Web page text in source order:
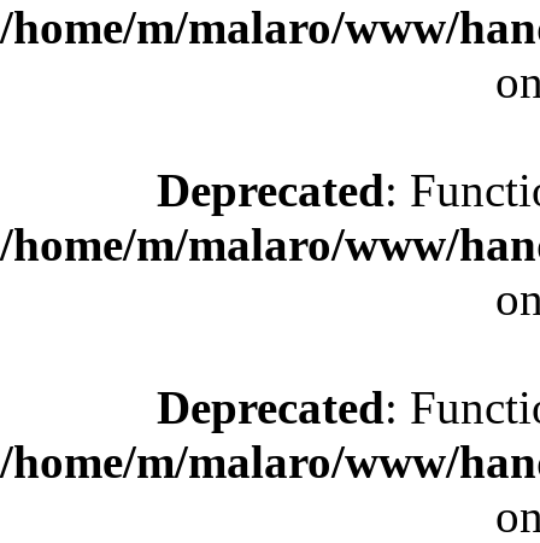
/home/m/malaro/www/
Deprecated:
/home/m/malaro/www/
Deprecated:
/home/m/malaro/www/